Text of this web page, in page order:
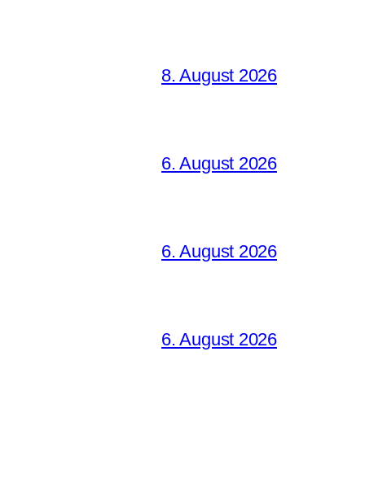
8. August 2026
6. August 2026
6. August 2026
6. August 2026